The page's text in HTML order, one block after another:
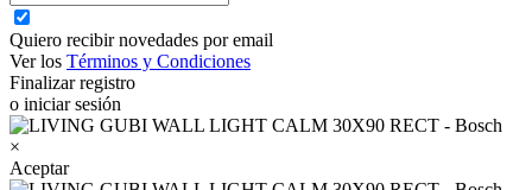
Quiero recibir novedades por email
Ver los Términos y Condiciones
Finalizar registro
o iniciar sesión
×
Aceptar